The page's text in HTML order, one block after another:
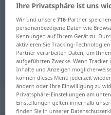
Deutsch-Chinesisch
Deutsch-
für "zählen"
"zählen"
„zählen“
Ihre Privatsphäre ist uns
Wir und unsere716-Partner
personenbezogene Daten wie
Kennungen auf Ihrem Gerät zu.
aktivieren Sie Tracking-
Partner verarbeiten Daten, um
aufgeführten Zwecke. Wenn
Inhalte und Anzeigen
können dieses Menü jederzeit
ändern oder Ihre Einwilligung zu
Privatsphäre-Einstellungen am
Einstellungen gelten innerhalb
finden Sie in unserer